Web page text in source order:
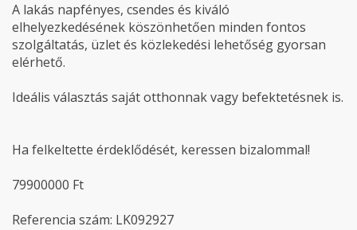
A lakás napfényes, csendes és kiváló
elhelyezkedésének köszönhetően minden fontos
szolgáltatás, üzlet és közlekedési lehetőség gyorsan
elérhető.
Ideális választás saját otthonnak vagy befektetésnek is.
Ha felkeltette érdeklődését, keressen bizalommal!
79900000 Ft
Referencia szám: LK092927